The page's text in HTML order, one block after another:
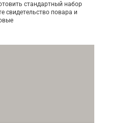
стандартный набор
свидетельство повара и